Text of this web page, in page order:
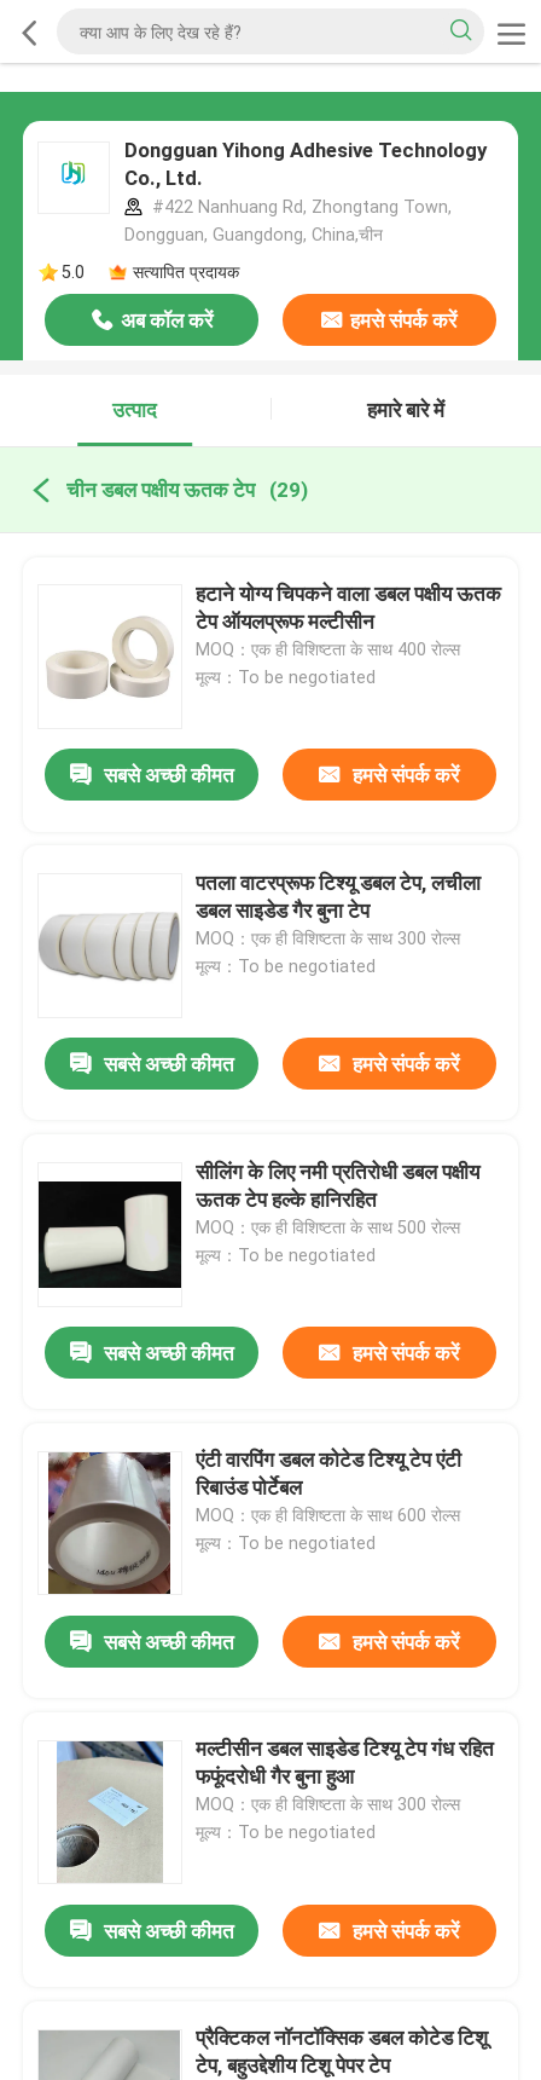
Dongguan Yihong Adhesive Technology
Co., Ltd.
#422 Nanhuang Rd, Zhongtang Town,
Dongguan, Guangdong, China,चीन
5.0
सत्यापित प्रदायक
अब कॉल करें हमसे संपर्क करें
उत्पाद हमारे बारे में
चीन डबल पक्षीय ऊतक टेप (29)
हटाने योग्य चिपकने वाला डबल पक्षीय ऊतक
टेप ऑयलप्रूफ मल्टीसीन
MOQ：एक ही विशिष्टता के साथ 400 रोल्स
मूल्य：To be negotiated
सबसे अच्छी कीमत हमसे संपर्क करें
पतला वाटरप्रूफ टिश्यू डबल टेप, लचीला
डबल साइडेड गैर बुना टेप
MOQ：एक ही विशिष्टता के साथ 300 रोल्स
मूल्य：To be negotiated
सबसे अच्छी कीमत हमसे संपर्क करें
सीलिंग के लिए नमी प्रतिरोधी डबल पक्षीय
ऊतक टेप हल्के हानिरहित
MOQ：एक ही विशिष्टता के साथ 500 रोल्स
मूल्य：To be negotiated
सबसे अच्छी कीमत हमसे संपर्क करें
एंटी वारपिंग डबल कोटेड टिश्यू टेप एंटी
रिबाउंड पोर्टेबल
MOQ：एक ही विशिष्टता के साथ 600 रोल्स
मूल्य：To be negotiated
सबसे अच्छी कीमत हमसे संपर्क करें
मल्टीसीन डबल साइडेड टिश्यू टेप गंध रहित
फफूंदरोधी गैर बुना हुआ
MOQ：एक ही विशिष्टता के साथ 300 रोल्स
मूल्य：To be negotiated
सबसे अच्छी कीमत हमसे संपर्क करें
प्रैक्टिकल नॉनटॉक्सिक डबल कोटेड टिशू
टेप, बहुउद्देशीय टिशू पेपर टेप